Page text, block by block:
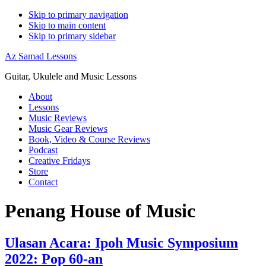
Skip to primary navigation
Skip to main content
Skip to primary sidebar
Az Samad Lessons
Guitar, Ukulele and Music Lessons
About
Lessons
Music Reviews
Music Gear Reviews
Book, Video & Course Reviews
Podcast
Creative Fridays
Store
Contact
Penang House of Music
Ulasan Acara: Ipoh Music Symposium
2022: Pop 60-an